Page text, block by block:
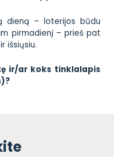
dieną – loterijos būdu
pirmadienį – prieš pat
išsiųsiu.
ir/ar koks tinklalapis